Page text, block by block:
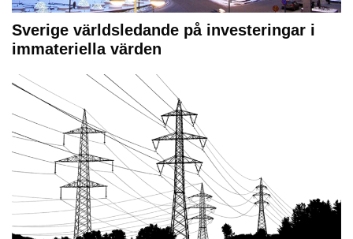
Sverige världsledande på investeringar i
immateriella värden